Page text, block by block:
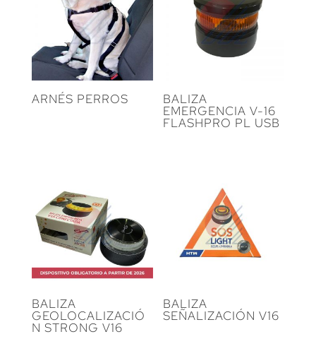
ARNÉS PERROS BALIZA
EMERGENCIA V-16
FLASHPRO PL USB
BALIZA
GEOLOCALIZACIÓ
N STRONG V16
BALIZA
SEÑALIZACIÓN V16